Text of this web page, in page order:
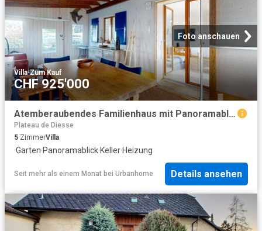
Foto anschauen
Villa·Zum Kauf
CHF 925'000
Atemberaubendes Familienhaus mit Panoramablick
Plateau de Diesse
5 ZimmerVilla
·Garten·Panoramablick·Keller·Heizung
Seit mehr als einem Monat bei Urbanhome Details ansehen